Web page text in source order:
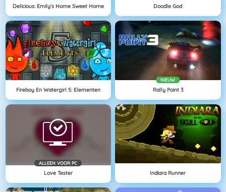
Delicious: Emily's Home Sweet Home Doodle God
Fireboy En Watergirl 5: Elementen
NIEUW
Rally Point 3
ALLEEN VOOR PC
Love Tester Indiara Runner